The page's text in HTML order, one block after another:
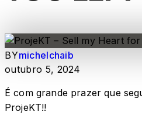
BYmichelchaib
outubro 5, 2024
É com grande prazer que
ProjeKT!!